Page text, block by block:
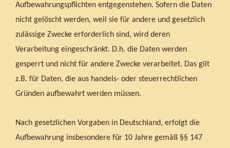
Aufbewahrungspflichten entgegenstehen. Sofern die Daten
nicht gelöscht werden, weil sie für andere und gesetzlich
zulässige Zwecke erforderlich sind, wird deren
Verarbeitung eingeschränkt. D.h. die Daten werden
gesperrt und nicht für andere Zwecke verarbeitet. Das gilt
z.B. für Daten, die aus handels- oder steuerrechtlichen
Gründen aufbewahrt werden müssen.
Nach gesetzlichen Vorgaben in Deutschland, erfolgt die
Aufbewahrung insbesondere für 10 Jahre gemäß §§ 147